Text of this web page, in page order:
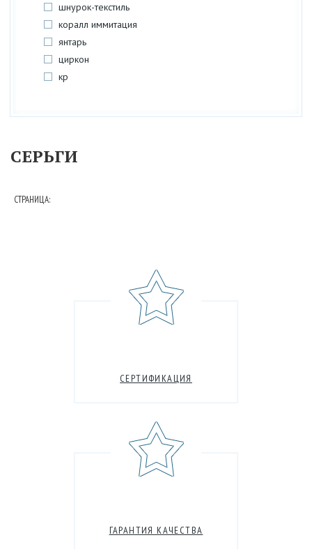
шнурок-текстиль
коралл иммитация
янтарь
циркон
кр
СЕРЬГИ
СТРАНИЦА:
СЕРТИФИКАЦИЯ
ГАРАНТИЯ КАЧЕСТВА